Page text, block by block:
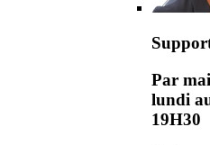
Par
lundi
19H30